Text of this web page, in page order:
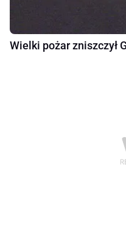
Wielki pożar zniszczył